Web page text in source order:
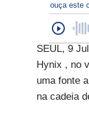
ouça este
SEUL, 9
Hynix , no
uma fonte
na cadeia